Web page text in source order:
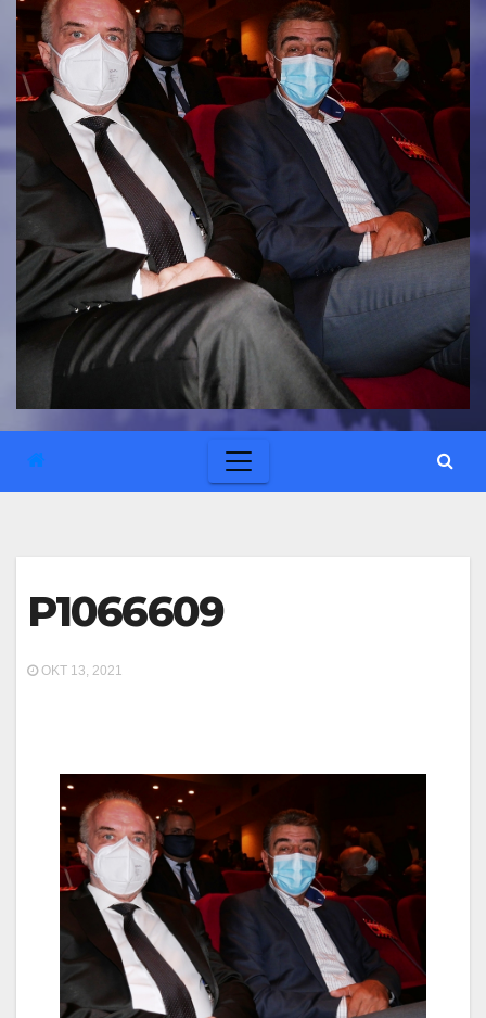
P1066609
ΟΚΤ 13, 2021